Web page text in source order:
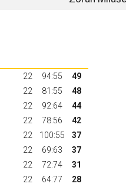
22 94:55
49
22 81:55
48
22 92:64
44
22 78:56
42
22 100:55
37
22 69:63
37
22 72:74
31
22 64:77
28